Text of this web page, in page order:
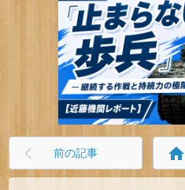
前の記事 home